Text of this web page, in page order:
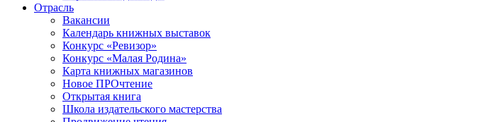
Отрасль
Вакансии
Календарь книжных выставок
Конкурс «Ревизор»
Конкурс «Малая Родина»
Карта книжных магазинов
Новое ПРОчтение
Открытая книга
Школа издательского мастерства